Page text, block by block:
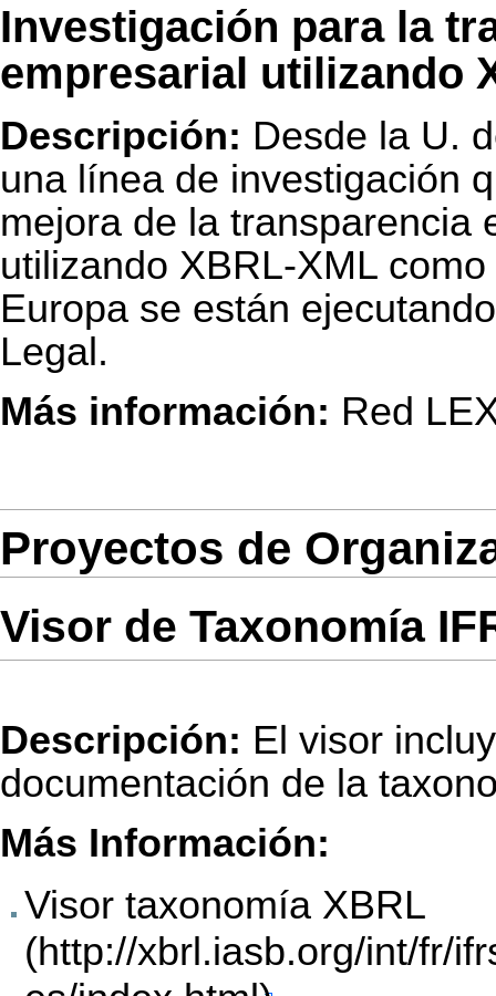
Investigación para la
empresarial utilizando
Descripción: Desde la U.
una línea de investigación
mejora de la transparencia
utilizando XBRL-XML
Europa se están
Legal.
Más información: Red
Proyectos de
Visor de Taxonomía
Descripción: El visor
documentación de la
Más Información:
Visor taxonomía XBRL